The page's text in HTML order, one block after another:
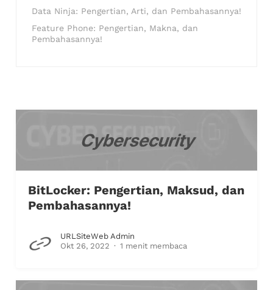
Data Ninja: Pengertian, Arti, dan Pembahasannya!
Feature Phone: Pengertian, Makna, dan
Pembahasannya!
BitLocker: Pengertian, Maksud, dan
Pembahasannya!
URLSiteWeb Admin
Okt 26, 2022
1 menit membaca